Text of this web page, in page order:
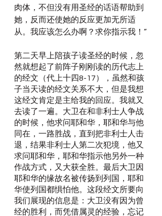
肉体，不但没有用圣经的话语帮助到
她，反而还使她的反应更加无所适
从。我应该怎么办啊？求你指示我！”
第二天早上陪孩子读圣经的时候，忽
然就想起了前阵子刚刚读的历代志上
的经文（代上十四8-17），虽然和孩
子当天读的经文关系不大，但是我想
这经文肯定是主给我的回应。我就又
去读了一遍。大卫在和非利士人争战
的时候，他求问耶和华，耶和华与他
同在，一路胜战，直到把非利士人击
退，结果非利士人第二次犯境，他又
求问耶和华，耶和华指示他另外一种
作战方式，又大获全胜。最后大卫因
耶和华的缘故名被传扬到列国，耶和
华使列国都惧怕他。这段经文所要向
我们展现的信息是：大卫没有因为曾
经的胜利，而凭借属灵的经验，忘记